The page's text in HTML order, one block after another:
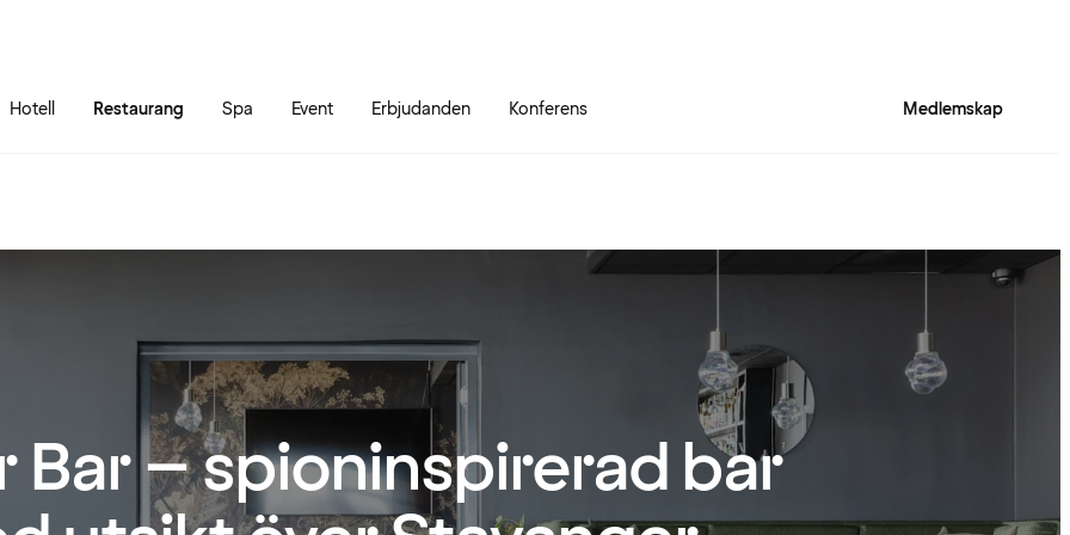
Hotell Restaurang Spa Event Erbjudanden Konferens Medlemskap
Bar – spioninspirerad bar